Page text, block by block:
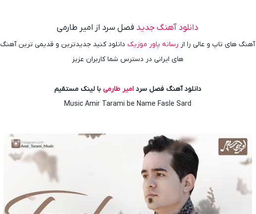
دانلود آهنگ جدید فصل سرد از امیر طارمی
آهنگ های تاپ و عالی را از رسانه پاور موزیک دانلود کنید جدیدترین و قدیمی ترین آهنگ
های ایرانی در دسترس شما کاربران عزیز
دانلود آهنگ فصل سردامیر طارمی با لینک مستقیم
Music Amir Tarami be Name Fasle Sard